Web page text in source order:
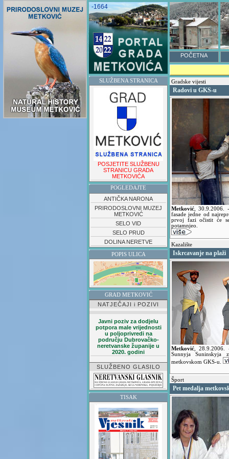
-1664
POČETNA
SLUŽBENA STRANICA
POSJETITE SLUŽBENU
STRANICU GRADA
METKOVIĆA
POGLEDAJTE
ANTIČKA NARONA
PRIRODOSLOVNI MUZEJ
METKOVIĆ
SELO VID
SELO PRUD
DOLINA NERETVE
POPIS ULICA
GRAD METKOVIĆ
NATJEČAJI i POZIVI
Javni poziv za dodjelu
potpora male vrijednosti
u poljoprivredi na
području Dubrovačko-
neretvanske županije u
2020. godini
SLUŽBENO GLASILO
TISAK
Gradske vijesti
Radovi u GKS-u
Metković ,30.9.2006.
fasade jedne od
prvoj fazi očistit će
potamnjeo.
Kazalište
Iskrcavanje na plaži
Metković ,28.9.2006.
Sunnyja Suninskyja
metkovskom GKS-u.
Šport
Pet medalja